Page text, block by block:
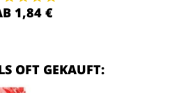
1,84 €
OFT GEKAUFT: